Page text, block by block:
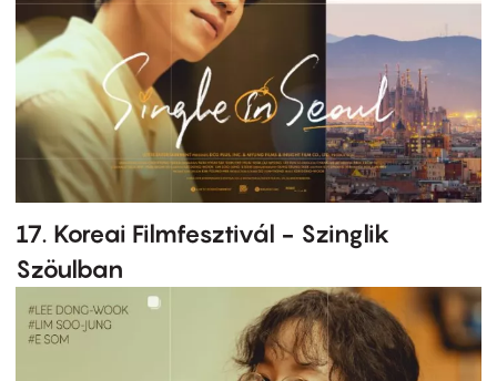
17. Koreai Filmfesztivál - Szinglik
Szöulban